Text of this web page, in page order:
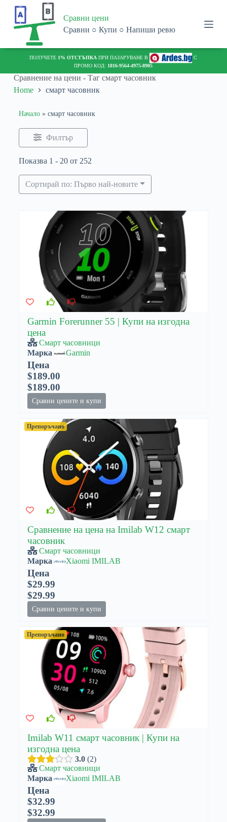
o
Сравни цени
Сравни ○ Купи ○ Напиши ревю
ПОЛУЧЕТЕ1% ОТСТЪПКА ПРИ ПАЗАРУВАНЕ В
С
ПРОМО КОД:1816-9564-4975-8905
Сравнение на цени - Тагсмарт часовник
Home
смарт часовник
Начало» смарт часовник
Филтър
Показва 1 - 20 от 252
Сортирай по: Първо най-новите
Garmin Forerunner 55 | Купи на изгодна
цена
Смарт часовници
Марка
Garmin
Цена
$189.00
$189.00
Сравни цените и купи
Сравнение на цена на Imilab W12 смарт
часовник
Смарт часовници
Марка
Xiaomi IMILAB
Цена
$29.99
$29.99
Сравни цените и купи
Препоръчано
Imilab W11 смарт часовник | Купи на
изгодна цена
3.0 2
Смарт часовници
Марка
Xiaomi IMILAB
Цена
$32.99
$32.99
Препоръчано